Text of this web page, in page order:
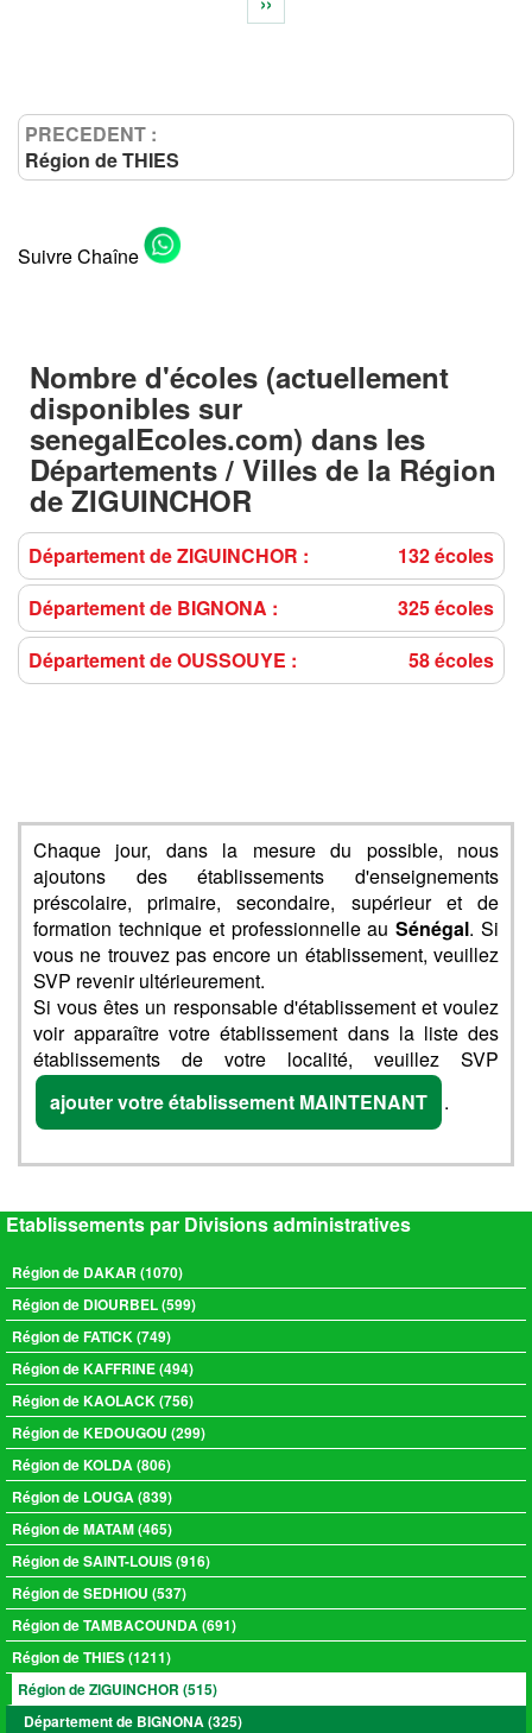
PRECEDENT :
Région de THIES
Suivre Chaîne
Nombre d'écoles (actuellement
disponibles sur
senegalEcoles.com) dans les
Départements / Villes de la Région
de ZIGUINCHOR
Département de ZIGUINCHOR :
132 écoles
Département de BIGNONA :
325 écoles
Département de OUSSOUYE :
58 écoles
Chaque jour, dans la mesure du possible, nous
ajoutons des établissements d'enseignements
préscolaire, primaire, secondaire, supérieur et de
formation technique et professionnelle auSénégal. Si
vous ne trouvez pas encore un établissement, veuillez
SVP revenir ultérieurement.
Si vous êtes un responsable d'établissement et voulez
voir apparaître votre établissement dans la liste des
établissements de votre localité, veuillez SVP
ajouter votre établissement MAINTENANT
.
Etablissements par Divisions administratives
Région de DAKAR (1070)
Région de DIOURBEL (599)
Région de FATICK (749)
Région de KAFFRINE (494)
Région de KAOLACK (756)
Région de KEDOUGOU (299)
Région de KOLDA (806)
Région de LOUGA (839)
Région de MATAM (465)
Région de SAINT-LOUIS (916)
Région de SEDHIOU (537)
Région de TAMBACOUNDA (691)
Région de THIES (1211)
Région de ZIGUINCHOR (515)
Département de BIGNONA (325)